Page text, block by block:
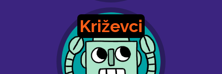
Križevci